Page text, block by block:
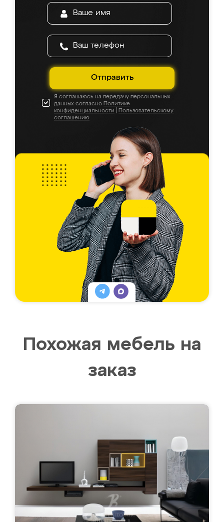
Отправить
Я соглашаюсь на передачу персональных
данных согласно Политике
конфиденциальности
Пользовательскому
соглашению
Похожая мебель на
заказ